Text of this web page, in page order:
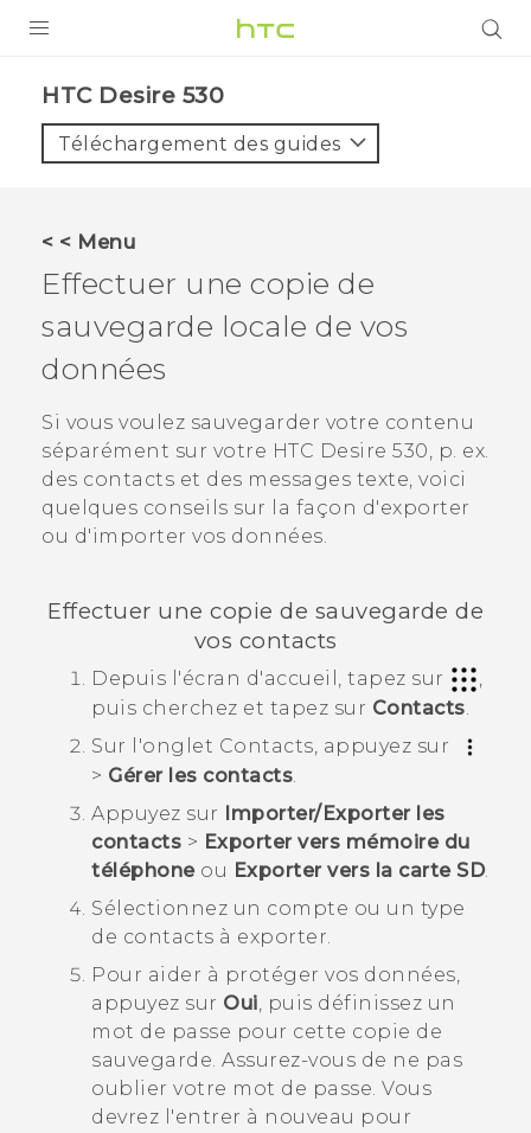
VIVE
VIVERSE
SUPPORT
Appareils HTC & Accessoires
Achat & Règlement Questions
HTC Desire 530‎
Téléchargement des guides
< < Menu
Effectuer une copie de
sauvegarde locale de vos
données
Si vous voulez sauvegarder votre contenu
séparément sur votre HTC Desire 530, p. ex.
des contacts et des messages texte, voici
quelques conseils sur la façon d'exporter
ou d'importer vos données.
Effectuer une copie de sauvegarde de
vos contacts
Depuis l'écran d'accueil , tapez sur
,
puis cherchez et tapez sur Contacts.
Sur l'onglet Contacts, appuyez sur
> Gérer les contacts.
Appuyez sur
Importer/Exporter les
contacts > Exporter vers mémoire du
téléphoneou Exporter vers la carte SD.
Sélectionnez un compte ou un type
de contacts à exporter.
Pour aider à protéger vos données,
appuyez sur Oui, puis définissez un
mot de passe pour cette copie de
sauvegarde. Assurez-vous de ne pas
oublier votre mot de passe. Vous
devrez l'entrer à nouveau pour